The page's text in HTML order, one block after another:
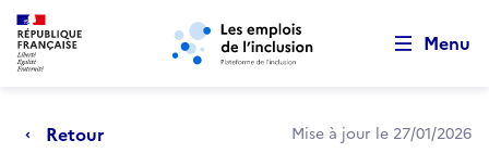
Aller au menu principal Aller au contenu principal
Menu
Retour Mise à jour le 27/01/2026
Retour au début de la page
Panneau de gestion des cookies